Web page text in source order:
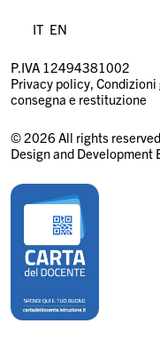
IT EN
P.IVA 12494381002
Privacy policy
consegna e restituzione
© 2026 All rights
Design and Development